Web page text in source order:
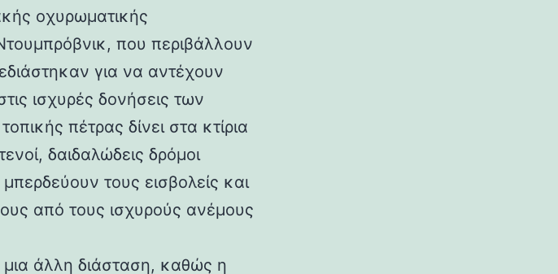
οχυρωματικής
που περιβάλλουν
για να αντέχουν
ισχυρές δονήσεις των
πέτρας δίνει στα κτίρια
δαιδαλώδεις δρόμοι
τους εισβολείς και
από τους ισχυρούς ανέμους
άλλη διάσταση, καθώς η